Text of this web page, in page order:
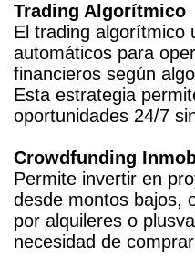
Trading Algorítmico
El trading algorítmico
automáticos para
financieros según
Esta estrategia
oportunidades 24/7
Crowdfunding
Permite invertir en
desde montos bajos,
por alquileres o
necesidad de